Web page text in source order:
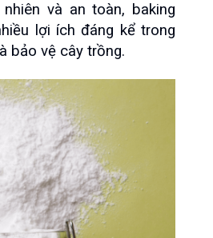
và an toàn, baking
lợi ích đáng kể trong
bảo vệ cây trồng.